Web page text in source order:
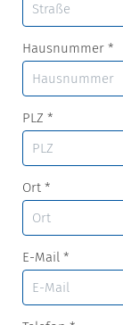
Hausnummer *
PLZ *
Ort *
E-Mail *